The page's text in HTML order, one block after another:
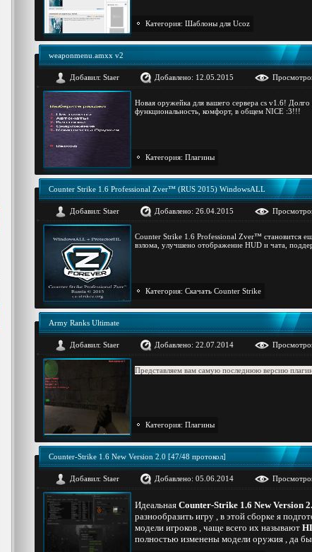
Категория: Шаблоны для Ucoz
weaponmenu.amxx v2
Добавил: Staer Добавлено: 12.05.2015
Новая оружейка для вашего сервера cs v1.6!
функциональность, комфорт, в общем NICE :3!!!
Категория: Плагины
Counter Strike 1.6 Professional Zver™ (RUS 2015) WindowsALL
Добавил: Staer Добавлено: 26.04.2015
Counter Strike 1.6 Professional Zver™ становится
взлома, улучшено отображение HUD и чата,
Категория: Скачать Counter Strike
Army Ranks Ultimate
Добавил: Staer Добавлено: 22.07.2014
Представляем вам самую последнюю версию
Категория: Плагины
Counter-Strike 1.6 New Version 2.0 [47/48 протокол]
Добавил: Staer Добавлено: 05.06.2014
Идеальная Counter-Strike 1.6 New Version
разнообразить игру , в этой сборке я
модели игроков , чаще всего их называют
полностью изменены модели оружия , да